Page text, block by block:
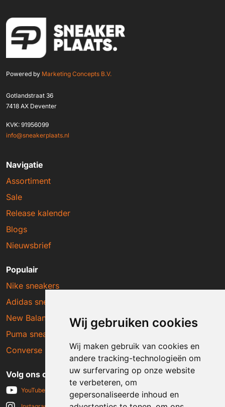
Wij gebruiken cookies
Wij maken gebruik van cookies en
andere tracking-technologieën om
uw surfervaring op onze website
te verbeteren, om
gepersonaliseerde inhoud en
Powered by Marketing Concepts B.V.
Gotlandstraat 36
7418 AX Deventer
KVK: 91956099
info@sneakerplaats.nl
Navigatie
Assortiment
Sale
Release kalender
Blogs
Nieuwsbrief
Populair
Nike sneakers
Adidas sneakers
New Balance sneakers
Puma sneakers
Converse sneakers
Volg ons op social media
YouTube